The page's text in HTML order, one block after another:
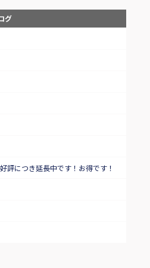
グ
評につき延長中です！お得です！